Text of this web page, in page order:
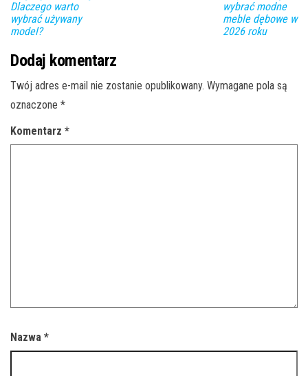
Dlaczego warto
wybrać używany
model?
wybrać modne
meble dębowe w
2026 roku
Dodaj komentarz
Twój adres e-mail nie zostanie opublikowany. Wymagane pola są
oznaczone *
Komentarz *
Nazwa *